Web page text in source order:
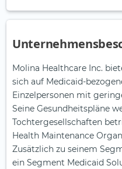
Molina Healthcare Inc.
sich auf Medicaid-
Einzelpersonen mit
Seine Gesundheitspläne
Tochtergesellschaften
Health Maintenance
Zusätzlich zu seinem
ein Segment Medicaid